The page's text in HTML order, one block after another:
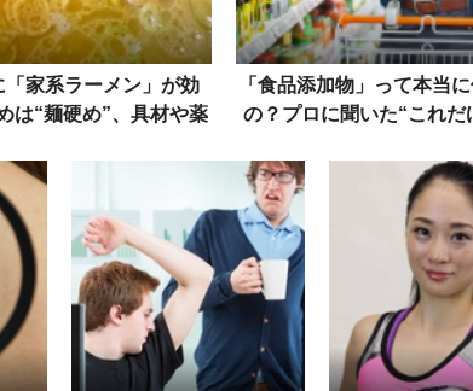
「家系ラーメン」が効
は“麺硬め”、具材や薬
「食品添加物」って本当
の？プロに聞いた“これだ